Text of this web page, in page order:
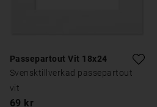
Passepartout Vit 18x24
Svensktillverkad passepartout
vit
69 kr